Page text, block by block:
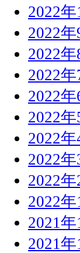
2022年
2022年
2022年
2022年
2022年
2022年
2022年
2022年
2022年
2022年
2021年
2021年